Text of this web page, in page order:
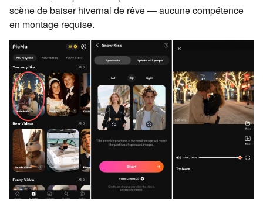
scène de baiser hivernal de rêve — aucune compétence
en montage requise.